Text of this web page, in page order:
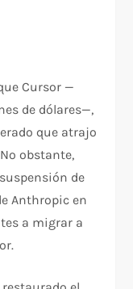
Cursor —
de dólares—,
que atrajo
obstante,
de
Anthropic en
a migrar a